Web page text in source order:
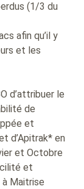
(1/3 du
afin qu’il y
et les
d’attribuer le
de
et
d’Apitrak* en
et Octobre
et
à Maitrise